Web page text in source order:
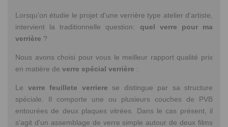
Lorsqu'on étudie le projet d'une verrière type atelier d'artiste,
intervient la traditionnelle question: quel verre pour ma
verrière ?
Nous avons choisi pour vous le meilleur rapport qualité prix
en matière de verre spécial verrière :
Le verre feuillete verriere se distingue par sa structure
spéciale. Il comporte une ou plusieurs couches de PVB
entourées de deux plaques vitrées. Dans le cas présent, il
s'agit d'un assemblage de verre simple autour de deux films